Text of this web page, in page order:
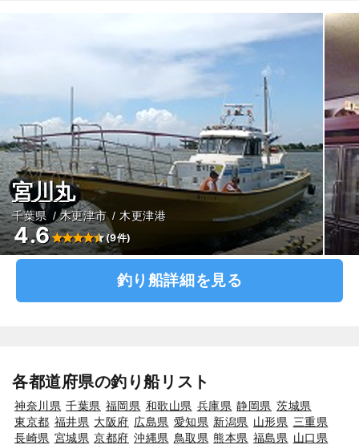
宮川丸
千葉県 木更津市 木更津港
4.6 (9件)
釣り船詳細を見る
各都道府県の釣り船リスト
神奈川県 千葉県 福岡県 和歌山県 兵庫県 静岡県 茨城県
東京都 福井県 大阪府 広島県 愛知県 新潟県 山形県 三重県
長崎県 宮城県 京都府 沖縄県 鳥取県 熊本県 福島県 山口県